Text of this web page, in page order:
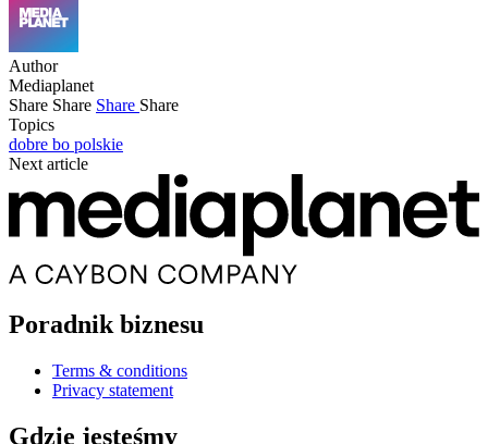
Author
Mediaplanet
Share Share Share Share
Topics
dobre bo polskie
Next article
Poradnik biznesu
Terms & conditions
Privacy statement
Gdzie jesteśmy